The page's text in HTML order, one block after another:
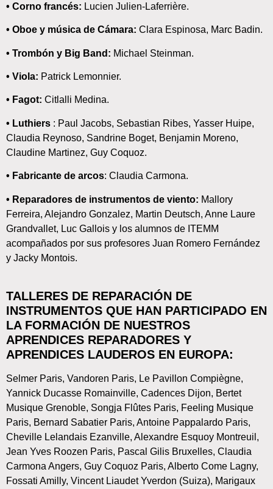
• Corno francés: Lucien Julien-Laferrière.
• Oboe y música de Cámara: Clara Espinosa, Marc Badin.
• Trombón y Big Band: Michael Steinman.
• Viola: Patrick Lemonnier.
• Fagot: Citlalli Medina.
• Luthiers : Paul Jacobs, Sebastian Ribes, Yasser Huipe,
Claudia Reynoso, Sandrine Boget, Benjamin Moreno,
Claudine Martinez, Guy Coquoz.
• Fabricante de arcos: Claudia Carmona.
• Reparadores de instrumentos de viento: Mallory
Ferreira, Alejandro Gonzalez, Martin Deutsch, Anne Laure
Grandvallet, Luc Gallois y los alumnos de ITEMM
acompañados por sus profesores Juan Romero Fernández
y Jacky Montois.
TALLERES DE REPARACIÓN DE
INSTRUMENTOS QUE HAN PARTICIPADO EN
LA FORMACIÓN DE NUESTROS
APRENDICES REPARADORES Y
APRENDICES LAUDEROS EN EUROPA:
Selmer Paris, Vandoren Paris, Le Pavillon Compiègne,
Yannick Ducasse Romainville, Cadences Dijon, Bertet
Musique Grenoble, Songja Flûtes Paris, Feeling Musique
Paris, Bernard Sabatier Paris, Antoine Pappalardo Paris,
Cheville Lelandais Ezanville, Alexandre Esquoy Montreuil,
Jean Yves Roozen Paris, Pascal Gilis Bruxelles, Claudia
Carmona Angers, Guy Coquoz Paris, Alberto Come Lagny,
Fossati Amilly, Vincent Liaudet Yverdon (Suiza), Marigaux